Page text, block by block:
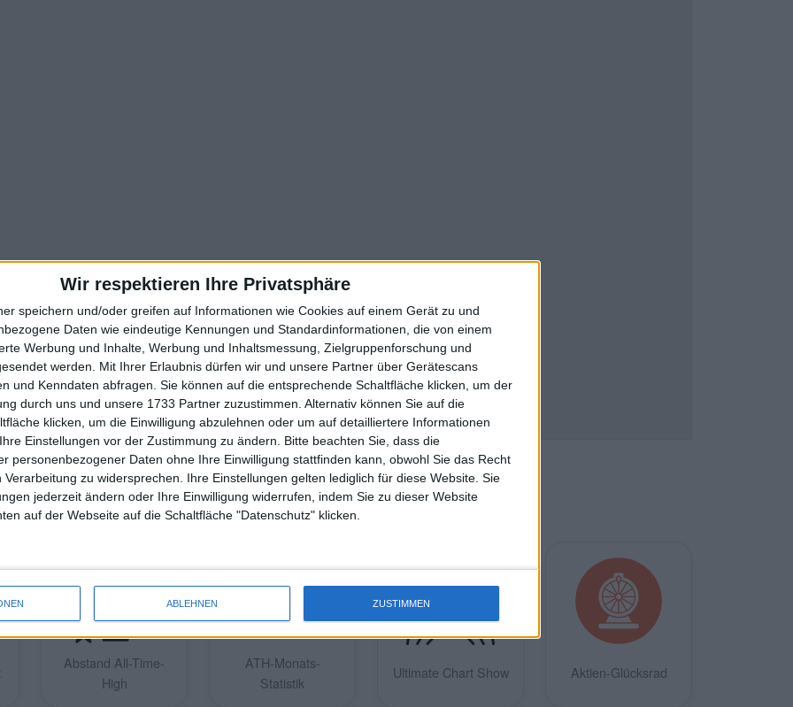
Wir respektieren Ihre Privatsphäre
speichern und/oder greifen auf Informationen wie Cookies auf einem Gerät zu und
Daten wie eindeutige Kennungen und Standardinformationen, die von einem
Werbung und Inhalte, Werbung und Inhaltsmessung, Zielgruppenforschung und
werden.
Mit Ihrer Erlaubnis dürfen wir und unsere Partner über Gerätescans
und Kenndaten abfragen. Sie können auf die entsprechende Schaltfläche klicken, um der
durch uns und unsere 1733 Partner zuzustimmen. Alternativ können Sie auf die
klicken, um die Einwilligung abzulehnen oder um auf detailliertere Informationen
Einstellungen vor der Zustimmung zu ändern.
Bitte beachten Sie, dass die
personenbezogener Daten ohne Ihre Einwilligung stattfinden kann, obwohl Sie das Recht
Verarbeitung zu widersprechen. Ihre Einstellungen gelten lediglich für diese Website. Sie
jederzeit ändern oder Ihre Einwilligung widerrufen, indem Sie zu dieser Website
auf der Webseite auf die Schaltfläche "Datenschutz" klicken.
ABLEHNEN ZUSTIMMEN
Alle Märkte bei TradingView verfolgen.
Abstand All-Time-
High
ATH-Monats-
Statistik
Ultimate Chart Show Aktien-Glücksrad